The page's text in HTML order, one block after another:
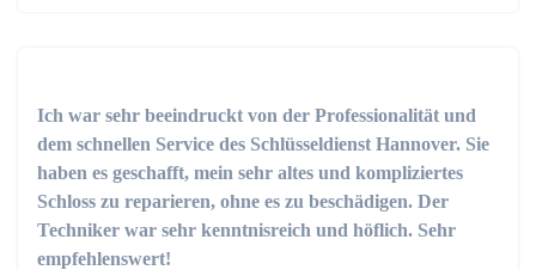
Ich war sehr beeindruckt von der Professionalität und
dem schnellen Service des Schlüsseldienst Hannover. Sie
haben es geschafft, mein sehr altes und kompliziertes
Schloss zu reparieren, ohne es zu beschädigen. Der
Techniker war sehr kenntnisreich und höflich. Sehr
empfehlenswert!